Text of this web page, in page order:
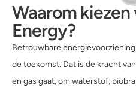
Waarom kiezen
Energy?
Betrouwbare
de toekomst. Dat is de kracht
en gas gaat, om waterstof,